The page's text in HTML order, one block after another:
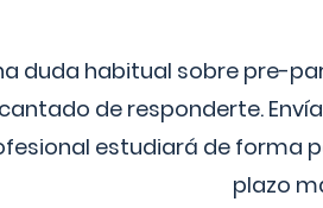
duda habitual sobre pre-
de responderte.
estudiará de forma
plazo